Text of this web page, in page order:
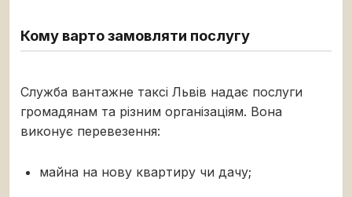
Кому варто замовляти послугу
Служба вантажне таксі Львів надає послуги
громадянам та різним організаціям. Вона
виконує перевезення:
майна на нову квартиру чи дачу;